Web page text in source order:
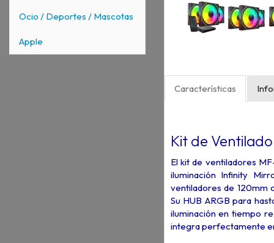
Ocio / Deportes / Mascotas
Apple
Características
Kit de
El kit de ventiladores
iluminación Infinity
ventiladores de 120mm
Su HUB ARGB para
iluminación en tiempo
integra perfectamente